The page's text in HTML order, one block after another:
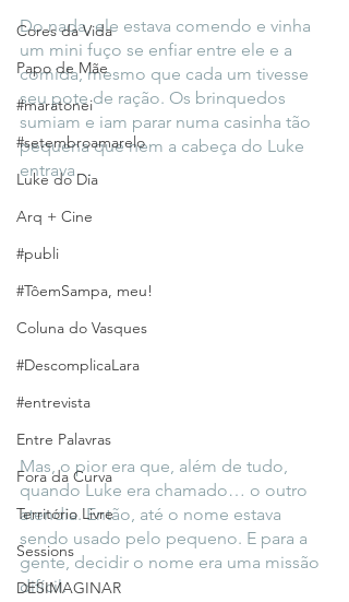
Cores da Vida
Papo de Mãe
#maratonei
#setembroamarelo
Luke do Dia
Arq + Cine
#publi
#TôemSampa, meu!
Coluna do Vasques
#DescomplicaLara
#entrevista
Entre Palavras
Fora da Curva
Território Livre
Sessions
DESIMAGINAR
Do nada, ele estava comendo e vinha
um mini fuço se enfiar entre ele e a
comida, mesmo que cada um tivesse
seu pote de ração. Os brinquedos
sumiam e iam parar numa casinha tão
pequena que nem a cabeça do Luke
entrava…
Mas, o pior era que, além de tudo,
quando Luke era chamado… o outro
atendia. Então, até o nome estava
sendo usado pelo pequeno. E para a
gente, decidir o nome era uma missão
difícil.